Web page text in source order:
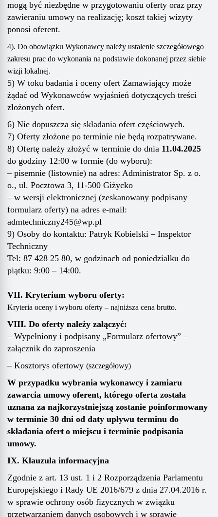
mogą być niezbędne w przygotowaniu oferty oraz przy
zawieraniu umowy na realizację; koszt takiej wizyty
ponosi oferent.
4). Do obowiązku Wykonawcy należy ustalenie szczegółowego
zakresu prac do wykonania na podstawie dokonanej przez siebie
wizji lokalnej.
5) W toku badania i oceny ofert Zamawiający może
żądać od Wykonawców wyjaśnień dotyczących treści
złożonych ofert.
6) Nie dopuszcza się składania ofert częściowych.
7) Oferty złożone po terminie nie będą rozpatrywane.
8) Ofertę należy złożyć w terminie do dnia 11.04.2025
do godziny 12:00 w formie (do wyboru):
– pisemnie (listownie) na adres: Administrator Sp. z o.
o., ul. Pocztowa 3, 11-500 Giżycko
– w wersji elektronicznej (zeskanowany podpisany
formularz oferty) na adres e-mail:
admtechniczny245@wp.pl
9) Osoby do kontaktu: Patryk Kobielski – Inspektor
Techniczny
Tel: 87 428 25 80, w godzinach od poniedziałku do
piątku: 9:00 – 14:00.
VII. Kryterium wyboru oferty:
Kryteria oceny i wyboru oferty – najniższa cena brutto.
VIII. Do oferty należy załączyć:
– Wypełniony i podpisany „Formularz ofertowy” –
załącznik do zaproszenia
– Kosztorys ofertowy (szczegółowy)
W przypadku wybrania wykonawcy i zamiaru
zawarcia umowy oferent, którego oferta została
uznana za najkorzystniejszą zostanie poinformowany
w terminie 30 dni od daty upływu terminu do
składania ofert o miejscu i terminie podpisania
umowy.
IX. Klauzula informacyjna
Zgodnie z art. 13 ust. 1 i 2 Rozporządzenia Parlamentu
Europejskiego i Rady UE 2016/679 z dnia 27.04.2016 r.
w sprawie ochrony osób fizycznych w związku
przetwarzaniem danych osobowych i w sprawie